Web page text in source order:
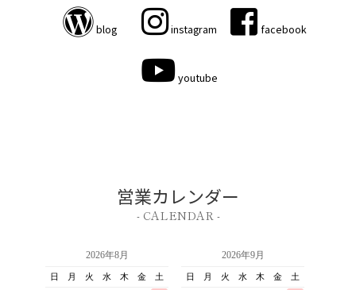
blog instagram facebook
youtube
営業カレンダー
- CALENDAR -